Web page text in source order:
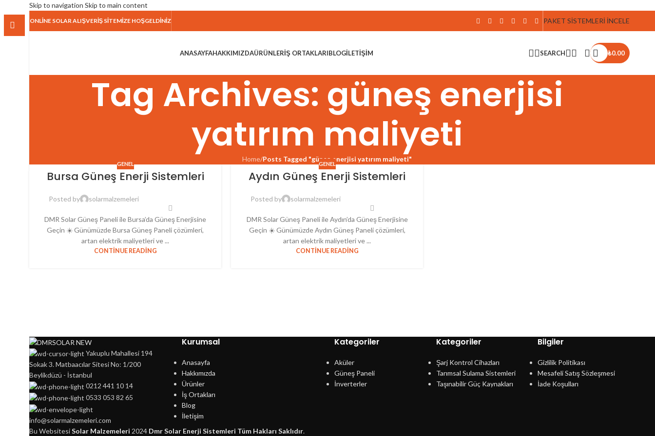
Skip to navigation Skip to main content
ONLİNE SOLAR ALIŞVERİŞ SİTEMİZE HOŞGELDİNİZ PAKET SİSTEMLERİ İNCELE
ANASAYFAHAKKIMIZDAÜRÜNLERİŞ ORTAKLARIBLOGİLETIŞIM SEARCH ₺0.00
Tag Archives: güneş enerjisi
yatırım maliyeti
Home/Posts Tagged "güneş enerjisi yatırım maliyeti"
GENEL
Bursa Güneş Enerji Sistemleri
Posted by solarmalzemeleri
DMR Solar Güneş Paneli ile Bursa’da Güneş Enerjisine
Geçin ☀️ Günümüzde Bursa Güneş Paneli çözümleri,
artan elektrik maliyetleri ve ...
CONTINUE READING
GENEL
Aydın Güneş Enerji Sistemleri
Posted by solarmalzemeleri
DMR Solar Güneş Paneli ile Aydın’da Güneş Enerjisine
Geçin ☀️ Günümüzde Aydın Güneş Paneli çözümleri,
artan elektrik maliyetleri ve ...
CONTINUE READING
Yakuplu Mahallesi 194
Sokak 3. Matbaacılar Sitesi No: 1/200
Beylikdüzü - İstanbul
0212 441 10 14
0533 053 82 65
info@solarmalzemeleri.com
Kurumsal
Anasayfa
Hakkımızda
Ürünler
İş Ortakları
Blog
İletişim
Kategoriler
Aküler
Güneş Paneli
İnverterler
Kategoriler
Şarj Kontrol Cihazları
Tarımsal Sulama Sistemleri
Taşınabilir Güç Kaynakları
Bilgiler
Gizlilik Politikası
Mesafeli Satış Sözleşmesi
İade Koşulları
Bu WebsitesiSolar Malzemeleri 2024 Dmr Solar Enerji Sistemleri Tüm Hakları Saklıdır.